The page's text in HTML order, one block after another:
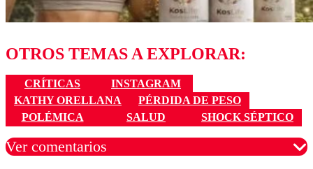
OTROS TEMAS A EXPLORAR:
CRÍTICAS
INSTAGRAM
KATHY ORELLANA
PÉRDIDA DE PESO
POLÉMICA
SALUD SHOCK SÉPTICO
Ver comentarios